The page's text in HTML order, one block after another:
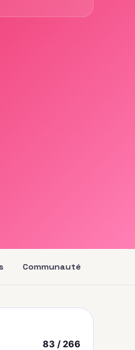
Communauté
83 / 266